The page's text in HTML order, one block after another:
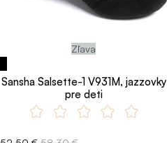
Zľava
Sansha Salsette-1 V931M, jazzovky
pre deti